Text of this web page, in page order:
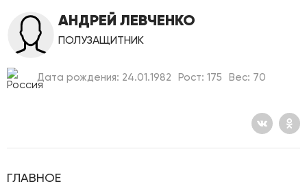
АНДРЕЙ ЛЕВЧЕНКО
ПОЛУЗАЩИТНИК
Дата рождения: 24.01.1982 Рост: 175 Вес: 70
ГЛАВНОЕ